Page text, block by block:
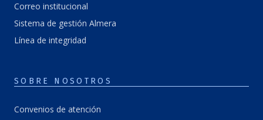
Correo institucional
Sistema de gestión Almera
Línea de integridad
SOBRE NOSOTROS
Convenios de atención